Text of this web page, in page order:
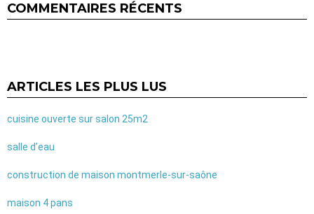
COMMENTAIRES RÉCENTS
ARTICLES LES PLUS LUS
cuisine ouverte sur salon 25m2
salle d’eau
construction de maison montmerle-sur-saône
maison 4 pans